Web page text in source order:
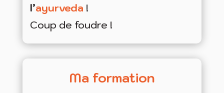
l’ayurveda !
Coup de foudre !
Ma formation